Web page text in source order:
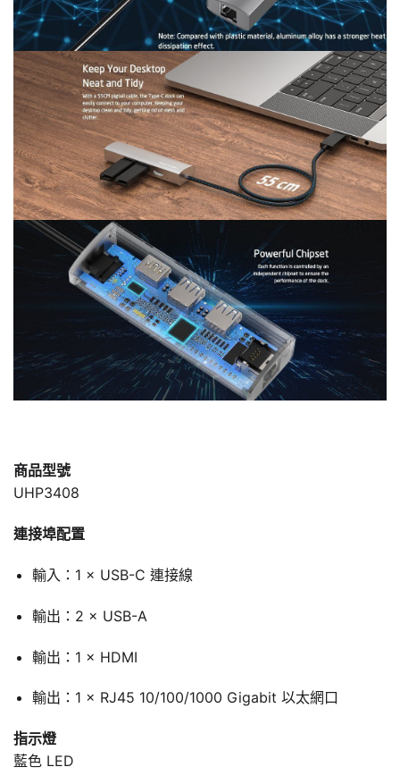
商品型號
UHP3408
連接埠配置
輸入：1 × USB-C 連接線
輸出：2 × USB-A
輸出：1 × HDMI
輸出：1 × RJ45 10/100/1000 Gigabit 以太網口
指示燈
藍色 LED